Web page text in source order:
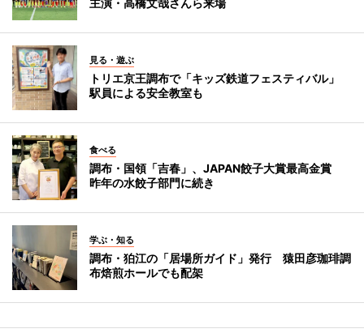
主演・高橋文哉さんら来場
見る・遊ぶ
トリエ京王調布で「キッズ鉄道フェスティバル」
駅員による安全教室も
食べる
調布・国領「吉春」、JAPAN餃子大賞最高金賞
昨年の水餃子部門に続き
学ぶ・知る
調布・狛江の「居場所ガイド」発行 猿田彦珈琲調
布焙煎ホールでも配架